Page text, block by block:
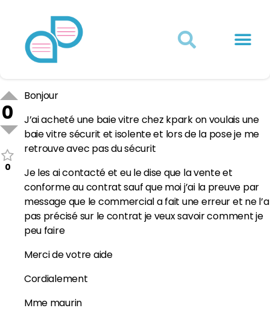
0
0
Bonjour
J’ai acheté une baie vitre chez kpark on voulais une
baie vitre sécurit et isolente et lors de la pose je me
retrouve avec pas du sécurit
Je les ai contacté et eu le dise que la vente et
conforme au contrat sauf que moi j’ai la preuve par
message que le commercial a fait une erreur et ne l’a
pas précisé sur le contrat je veux savoir comment je
peu faire
Merci de votre aide
Cordialement
Mme maurin